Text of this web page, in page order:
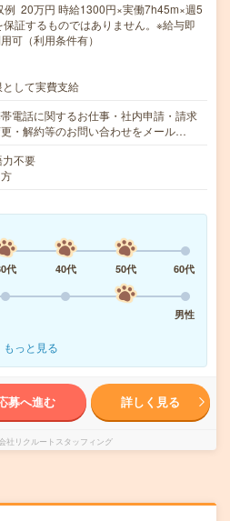
20万円 時給1300円×実働7h45m×週5
証するものではありません。※給与即
可（利用条件有）
して実費支給
電話に関するお仕事・社内申請・請求
・解約等のお問い合わせをメール…
力不要
代 40代 50代
60代
男性
もっと見る
募へ進む 詳しく見る
社リクルートスタッフィング